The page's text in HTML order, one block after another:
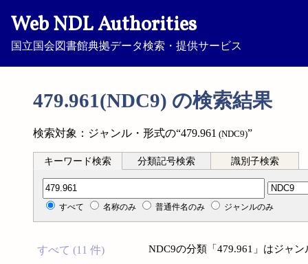
Web NDL Authorities
国立国会図書館典拠データ検索・提供サービス
479.961(NDC9) の検索結果
検索対象：ジャンル・形式の“479.961 (NDC9)”
キーワード検索 分類記号検索 識別子検索
分類記号検索
すべて 名称のみ 普通件名のみ ジャンルのみ
すべて (11 件)
NDC9の分類「479.961」はジャ